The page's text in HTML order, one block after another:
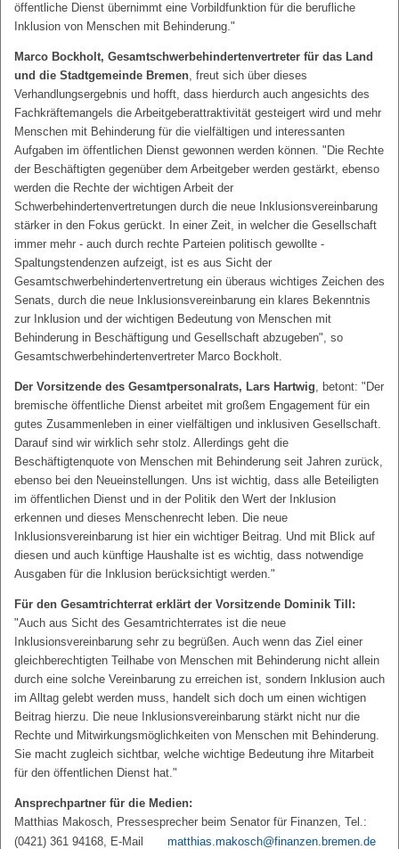
öffentliche Dienst übernimmt eine Vorbildfunktion für die berufliche
Inklusion von Menschen mit Behinderung."
Marco Bockholt, Gesamtschwerbehindertenvertreter für das Land
und die Stadtgemeinde Bremen, freut sich über dieses
Verhandlungsergebnis und hofft, dass hierdurch auch angesichts des
Fachkräftemangels die Arbeitgeberattraktivität gesteigert wird und mehr
Menschen mit Behinderung für die vielfältigen und interessanten
Aufgaben im öffentlichen Dienst gewonnen werden können. "Die Rechte
der Beschäftigten gegenüber dem Arbeitgeber werden gestärkt, ebenso
werden die Rechte der wichtigen Arbeit der
Schwerbehindertenvertretungen durch die neue Inklusionsvereinbarung
stärker in den Fokus gerückt. In einer Zeit, in welcher die Gesellschaft
immer mehr - auch durch rechte Parteien politisch gewollte -
Spaltungstendenzen aufzeigt, ist es aus Sicht der
Gesamtschwerbehindertenvertretung ein überaus wichtiges Zeichen des
Senats, durch die neue Inklusionsvereinbarung ein klares Bekenntnis
zur Inklusion und der wichtigen Bedeutung von Menschen mit
Behinderung in Beschäftigung und Gesellschaft abzugeben", so
Gesamtschwerbehindertenvertreter Marco Bockholt.
Der Vorsitzende des Gesamtpersonalrats, Lars Hartwig, betont: "Der
bremische öffentliche Dienst arbeitet mit großem Engagement für ein
gutes Zusammenleben in einer vielfältigen und inklusiven Gesellschaft.
Darauf sind wir wirklich sehr stolz. Allerdings geht die
Beschäftigtenquote von Menschen mit Behinderung seit Jahren zurück,
ebenso bei den Neueinstellungen. Uns ist wichtig, dass alle Beteiligten
im öffentlichen Dienst und in der Politik den Wert der Inklusion
erkennen und dieses Menschenrecht leben. Die neue
Inklusionsvereinbarung ist hier ein wichtiger Beitrag. Und mit Blick auf
diesen und auch künftige Haushalte ist es wichtig, dass notwendige
Ausgaben für die Inklusion berücksichtigt werden."
Für den Gesamtrichterrat erklärt der Vorsitzende Dominik Till:
"Auch aus Sicht des Gesamtrichterrates ist die neue
Inklusionsvereinbarung sehr zu begrüßen. Auch wenn das Ziel einer
gleichberechtigten Teilhabe von Menschen mit Behinderung nicht allein
durch eine solche Vereinbarung zu erreichen ist, sondern Inklusion auch
im Alltag gelebt werden muss, handelt sich doch um einen wichtigen
Beitrag hierzu. Die neue Inklusionsvereinbarung stärkt nicht nur die
Rechte und Mitwirkungsmöglichkeiten von Menschen mit Behinderung.
Sie macht zugleich sichtbar, welche wichtige Bedeutung ihre Mitarbeit
für den öffentlichen Dienst hat."
Ansprechpartner für die Medien:
Matthias Makosch, Pressesprecher beim Senator für Finanzen, Tel.:
(0421) 361 94168, E-Mail
matthias.makosch@finanzen.bremen.de